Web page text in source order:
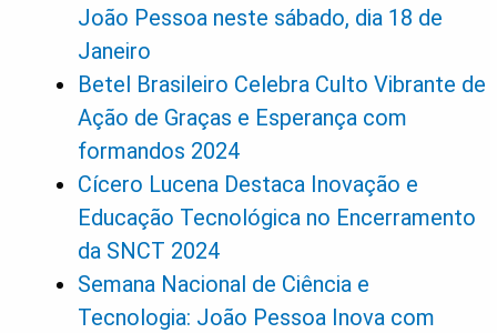
João Pessoa neste sábado, dia 18 de
Janeiro
Betel Brasileiro Celebra Culto Vibrante de
Ação de Graças e Esperança com
formandos 2024
Cícero Lucena Destaca Inovação e
Educação Tecnológica no Encerramento
da SNCT 2024
Semana Nacional de Ciência e
Tecnologia: João Pessoa Inova com